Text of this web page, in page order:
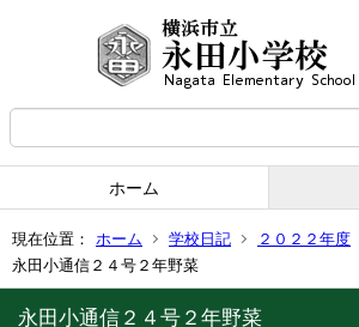
ホーム
現在位置： ホーム 学校日記
２０２２年度
永田小通信２４号２年野菜
永田小通信２４号２年野菜